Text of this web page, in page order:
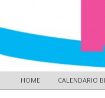
HOME CALENDARIO